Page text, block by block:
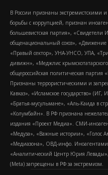
В России признаны экстремистскими
борьбы с коррупцией, признан
большевистская партия», «Свидетели
общенациональный союз»,
«Правый сектор», УНА-УНСО, УПА,
дивижн», «Меджлис
общероссийская политическая партия
Признаны террористическими и
Кавказ», «Исламское государство»
«Братья-мусульмане», «Аль-Каида в
«Колумбайн». В РФ признана
издания «Проект Медиа». СМИ-
«Медуза», «Важные истории», «Голос
«Медиазона», ОВД-инфо.
«Аналитический Центр Юрия Левады»,
(Metа) запрещены в РФ за экстремизм.